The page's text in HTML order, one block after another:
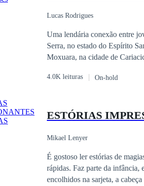
Lucas Rodrigues
Uma lendária conexão entre
Serra, no estado do Espírito
Moxuara, na cidade de
4.0K leituras On-hold
ESTÓRIAS
Mikael Lenyer
É gostoso ler estórias de
rápidas. Faz parte da infância,
encolhidos na sarjeta, a